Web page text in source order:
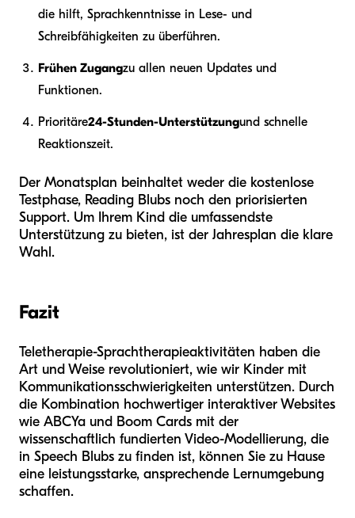
die hilft, Sprachkenntnisse in Lese- und
Schreibfähigkeiten zu überführen.
Frühen Zugangzu allen neuen Updates und
Funktionen.
Prioritäre24-Stunden-Unterstützungund schnelle
Reaktionszeit.
Der Monatsplan beinhaltet weder die kostenlose
Testphase, Reading Blubs noch den priorisierten
Support. Um Ihrem Kind die umfassendste
Unterstützung zu bieten, ist der Jahresplan die klare
Wahl.
Fazit
Teletherapie-Sprachtherapieaktivitäten haben die
Art und Weise revolutioniert, wie wir Kinder mit
Kommunikationsschwierigkeiten unterstützen. Durch
die Kombination hochwertiger interaktiver Websites
wie ABCYa und Boom Cards mit der
wissenschaftlich fundierten Video-Modellierung, die
in Speech Blubs zu finden ist, können Sie zu Hause
eine leistungsstarke, ansprechende Lernumgebung
schaffen.